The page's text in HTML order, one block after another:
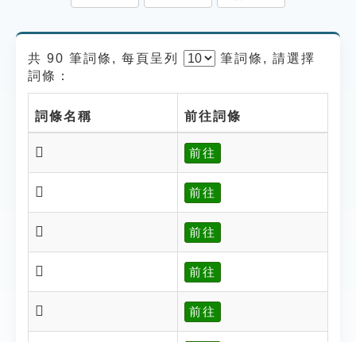
貓頭鷹博士
共 90 筆詞條, 每頁呈列 筆詞條, 請選擇
詞條：
詞條名稱 前往詞條
𣃘 前往
𣃙 前往
𣃝 前往
𣃞 前往
𣃟 前往